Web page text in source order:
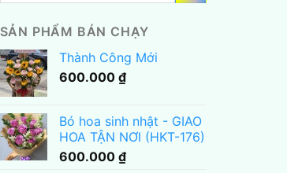
SẢN PHẨM BÁN CHẠY
Thành Công Mới
600.000 ₫
Bó hoa sinh nhật - GIAO
HOA TẬN NƠI (HKT-176)
600.000 ₫